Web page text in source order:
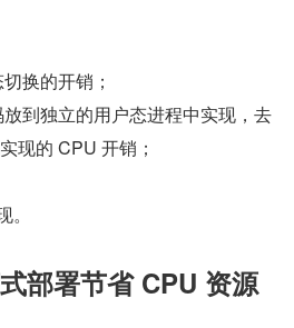
换的开销；
到独立的用户态进程中实现，去
现的 CPU 开销；
部署节省 CPU 资源